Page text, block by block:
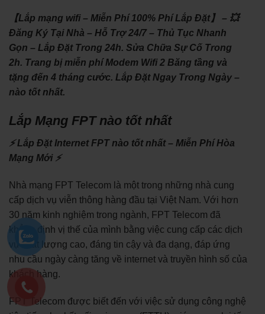
【Lắp mạng wifi – Miễn Phí 100% Phí Lắp Đặt】 – 💥
Đăng Ký Tại Nhà – Hỗ Trợ 24/7 – Thủ Tục Nhanh
Gọn – Lắp Đặt Trong 24h. Sửa Chữa Sự Cố Trong
2h. Trang bị miễn phí Modem Wifi 2 Băng tầng và
tặng đến 4 tháng cước. Lắp Đặt Ngay Trong Ngày –
nào tốt nhất.
Lắp Mạng FPT nào tốt nhất
⚡ Lắp Đặt Internet FPT nào tốt nhất – Miễn Phí Hòa
Mạng Mới ⚡
Nhà mạng FPT Telecom là một trong những nhà cung
cấp dịch vụ viễn thông hàng đầu tại Việt Nam. Với hơn
30 năm kinh nghiệm trong ngành, FPT Telecom đã
khẳng định vị thế của mình bằng việc cung cấp các dịch
vụ chất lượng cao, đáng tin cậy và đa dạng, đáp ứng
nhu cầu ngày càng tăng về internet và truyền hình số của
khách hàng.
FPT Telecom được biết đến với việc sử dụng công nghệ